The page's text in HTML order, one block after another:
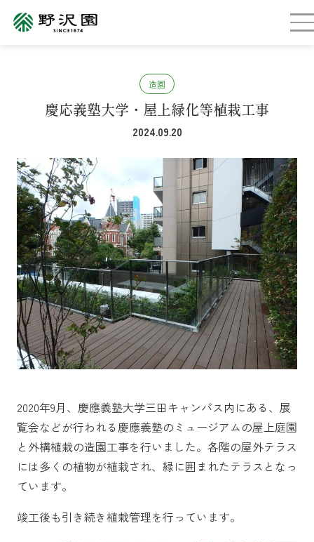
造園
慶応義塾大学・屋上緑化等植栽工事
2024.09.20
2020年9月、慶應義塾大学三田キャンパス内にある、展
覧会などが行われる慶應義塾のミュージアムの屋上庭園
と外構植栽の造園工事を行いました。各階の屋外テラス
には多くの植物が植栽され、緑に囲まれたテラスとなっ
ています。
竣工後も引き続き植栽管理を行っています。